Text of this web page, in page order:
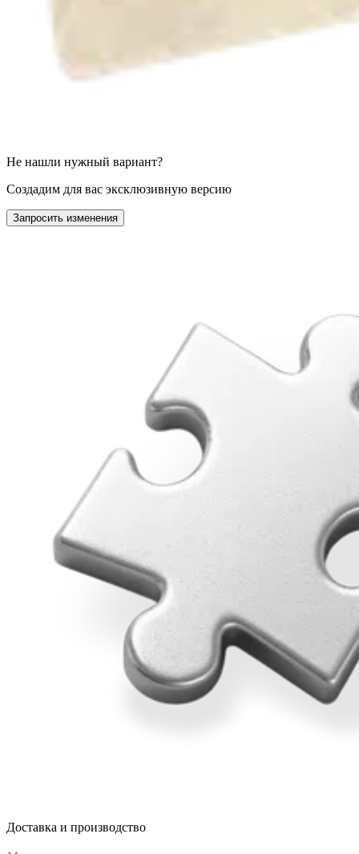
Не нашли нужный вариант?
Создадим для вас эксклюзивную версию
Запросить изменения
Доставка и производство